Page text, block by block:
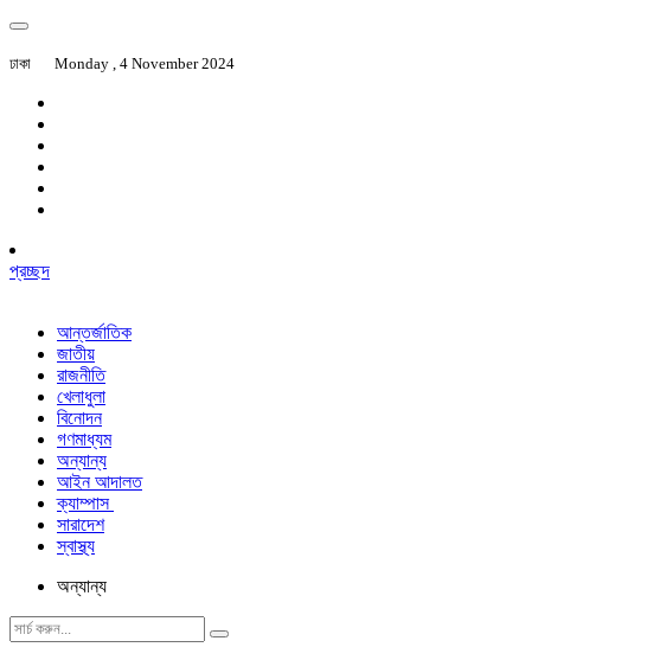
ঢাকা Monday , 4 November 2024
প্রচ্ছদ
আন্তর্জাতিক
জাতীয়
রাজনীতি
খেলাধুলা
বিনোদন
গণমাধ্যম
অন্যান্য
আইন আদালত
ক্যাম্পাস
সারাদেশ
স্বাস্থ্য
অন্যান্য